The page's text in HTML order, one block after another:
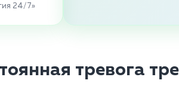
24/7»
тревога